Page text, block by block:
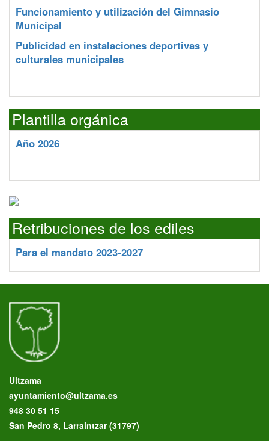
Funcionamiento y utilización del Gimnasio
Municipal
Publicidad en instalaciones deportivas y
culturales municipales
Plantilla orgánica
Año 2026
Retribuciones de los ediles
Para el mandato 2023-2027
Ultzama
ayuntamiento@ultzama.es
948 30 51 15
San Pedro 8, Larraintzar (31797)